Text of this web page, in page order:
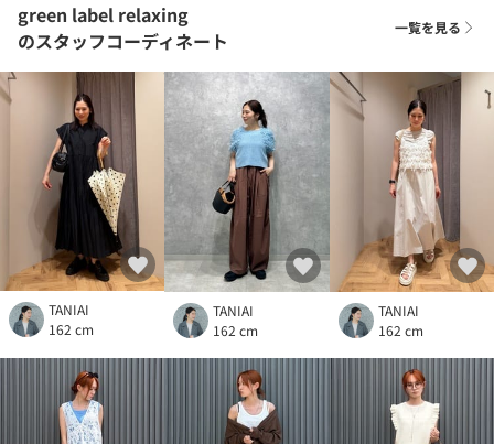
green label relaxing
のスタッフコーディネート
一覧を見る
TANIAI
162 cm
TANIAI
162 cm
TANIAI
162 cm